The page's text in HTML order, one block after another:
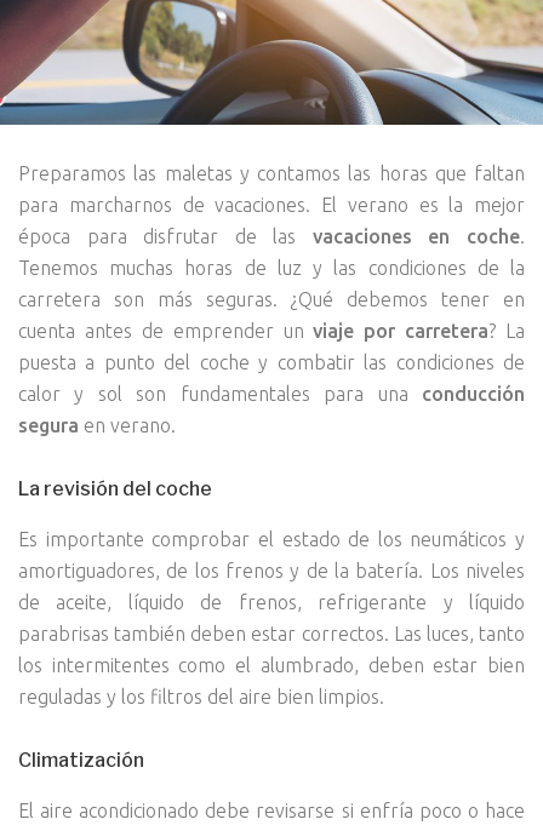
Preparamos las maletas y contamos las horas que faltan
para marcharnos de vacaciones. El verano es la mejor
época para disfrutar de las vacaciones en coche
Tenemos muchas horas de luz y las condiciones de la
carretera son más seguras. ¿Qué debemos tener en
cuenta antes de emprender unviaje por carretera? La
puesta a punto del coche y combatir las condiciones de
calor y sol son fundamentales para una conducción
segura en verano.
La revisión del coche
Es importante comprobar el estado de los neumáticos y
amortiguadores, de los frenos y de la batería. Los niveles
de aceite, líquido de frenos, refrigerante y líquido
parabrisas también deben estar correctos. Las luces, tanto
los intermitentes como el alumbrado, deben estar bien
reguladas y los filtros del aire bien limpios.
Climatización
El aire acondicionado debe revisarse si enfría poco o hace